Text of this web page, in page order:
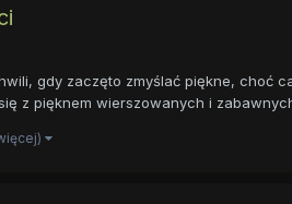
gdy zaczęto zmyślać piękne, choć
z pięknem wierszowanych i